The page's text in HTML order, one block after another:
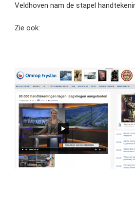
Veldhoven nam de stapel
Zie ook: